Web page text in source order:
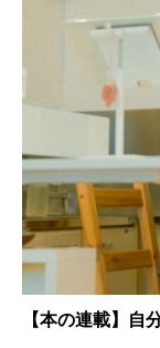
【本の連載】自